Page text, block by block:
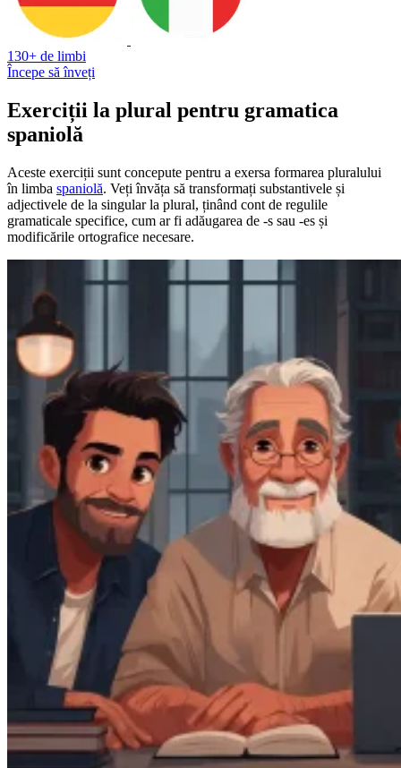
130+ de limbi
Începe să înveți
Exerciții la plural pentru gramatica
spaniolă
Aceste exerciții sunt concepute pentru a exersa formarea pluralului
în limba spaniolă. Veți învăța să transformați substantivele și
adjectivele de la singular la plural, ținând cont de regulile
gramaticale specifice, cum ar fi adăugarea de -s sau -es și
modificările ortografice necesare.